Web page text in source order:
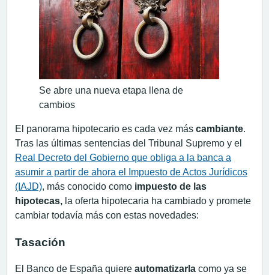
Se abre una nueva etapa llena de
cambios
El panorama hipotecario es cada vez más cambiante.
Tras las últimas sentencias del Tribunal Supremo y el
Real Decreto del Gobierno que obliga a la banca a
asumir a partir de ahora el Impuesto de Actos Jurídicos
(IAJD), más conocido como impuesto de las
hipotecas, la oferta hipotecaria ha cambiado y promete
cambiar todavía más con estas novedades:
Tasación
El Banco de España quiere automatizarla como ya se